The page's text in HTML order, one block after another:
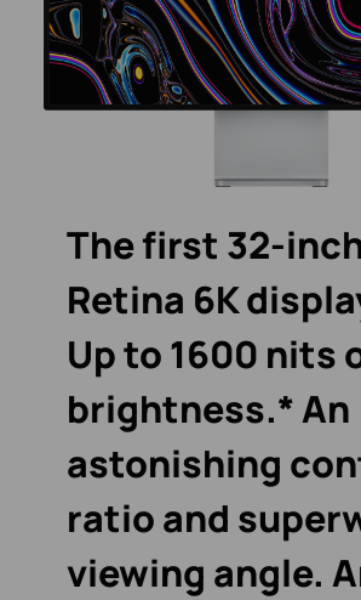
The first 32-
Retina 6K
Up to 1600 nits
brightness.* An
astonishing
ratio and
viewing angle.